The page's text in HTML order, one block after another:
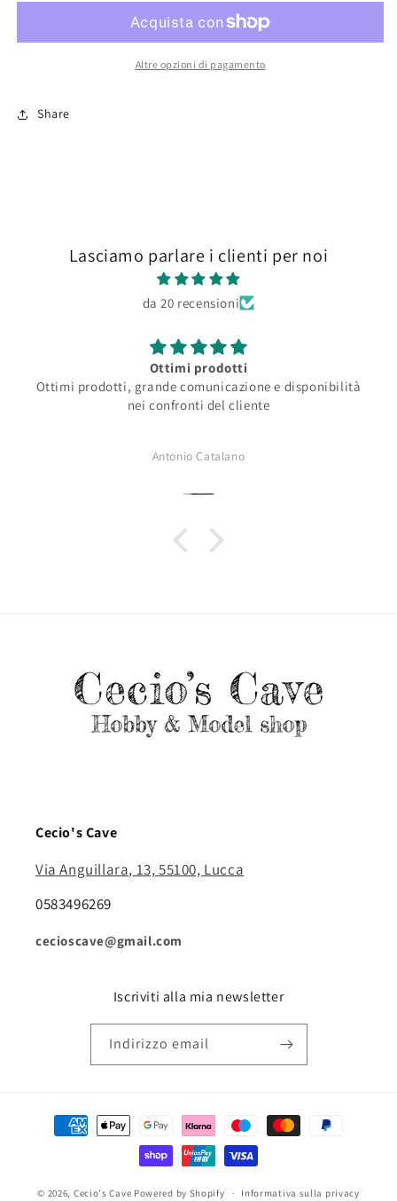
Altre opzioni di pagamento
Share
Lasciamo parlare i clienti per noi
da 20 recensioni
Ottimi prodotti
Ottimi prodotti, grande comunicazione e disponibilità
nei confronti del cliente
Antonio Catalano
Cecio's Cave
Via Anguillara, 13, 55100, Lucca
0583496269
cecioscave@gmail.com
Iscriviti alla mia newsletter
Indirizzo email
Metodi
© 2026, Cecio's Cave Powered by Shopify Informativa sulla privacy